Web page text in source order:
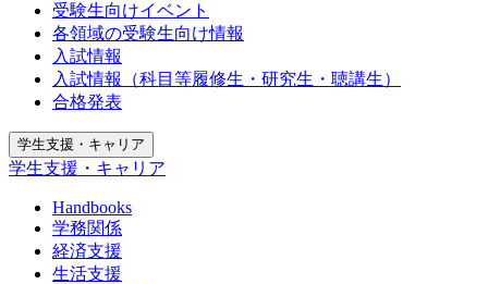
受験生向けイベント
各領域の受験生向け情報
入試情報
入試情報（科目等履修生・研究生・聴講生）
合格発表
学生支援・キャリア
学生支援・キャリア
Handbooks
学務関係
経済支援
生活支援